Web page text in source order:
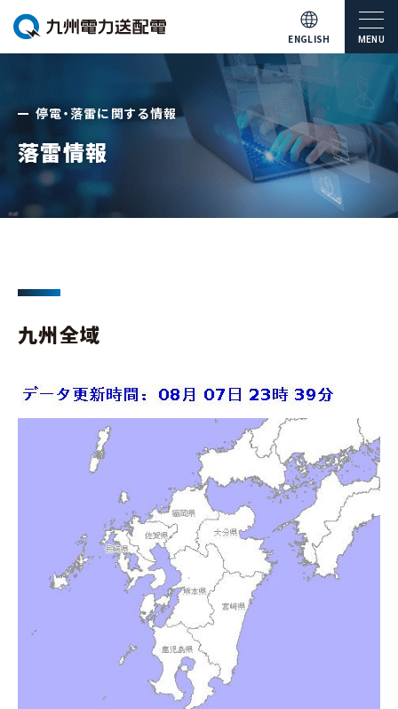
ENGLISH MENU
停電・落雷に関する情報
落雷情報
九州全域